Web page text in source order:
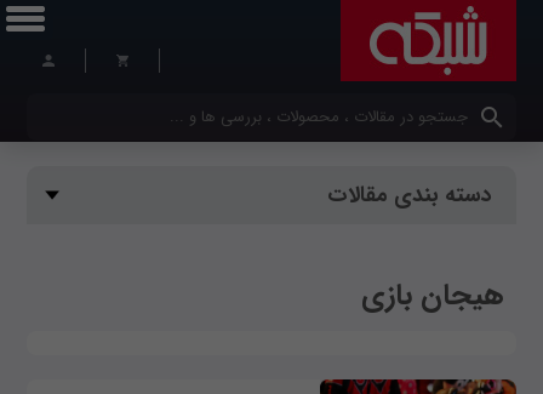
کلمات کلیدی خود را وارد کنید
دسته بندی مقالات
هیجان بازی